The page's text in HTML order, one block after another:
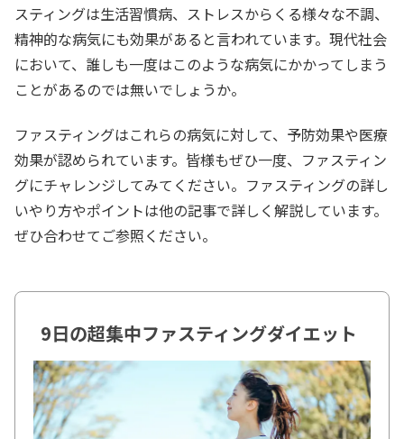
スティングは生活習慣病、ストレスからくる様々な不調、
精神的な病気にも効果があると言われています。現代社会
において、誰しも一度はこのような病気にかかってしまう
ことがあるのでは無いでしょうか。
ファスティングはこれらの病気に対して、予防効果や医療
効果が認められています。皆様もぜひ一度、ファスティン
グにチャレンジしてみてください。ファスティングの詳し
いやり方やポイントは他の記事で詳しく解説しています。
ぜひ合わせてご参照ください。
9日の超集中ファスティングダイエット